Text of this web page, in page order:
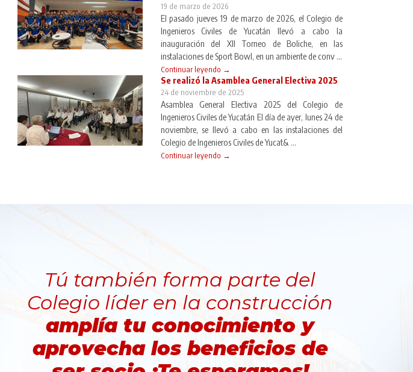
19 de marzo de 2026
El pasado jueves 19 de marzo de 2026, el Colegio de
Ingenieros Civiles de Yucatán llevó a cabo la
inauguración del XII Torneo de Boliche, en las
instalaciones de Sport Bowl, en un ambiente de conv ...
Continuar leyendo →
Se realizó la Asamblea General Electiva 2025
24 de noviembre de 2025
Asamblea General Electiva 2025 del Colegio de
Ingenieros Civiles de Yucatán El día de ayer, lunes 24 de
noviembre, se llevó a cabo en las instalaciones del
Colegio de Ingenieros Civiles de Yucat& ...
Continuar leyendo →
Tú también forma parte del
Colegio líder en la construcción
amplía tu conocimiento y
aprovecha los beneficios de